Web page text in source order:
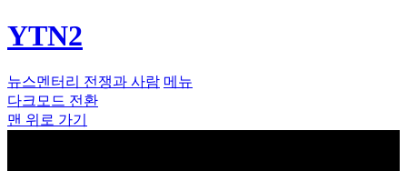
YTN2
뉴스멘터리 전쟁과 사람 메뉴
다크모드 전환
맨 위로 가기